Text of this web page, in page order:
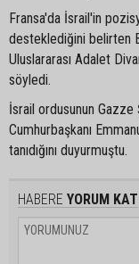
Fransa'da İsrail'in
desteklediğini belirten
Uluslararası Adalet
söyledi.
İsrail ordusunun Gazze
Cumhurbaşkanı
tanıdığını duyurmuştu.
HABERE YORUM KAT